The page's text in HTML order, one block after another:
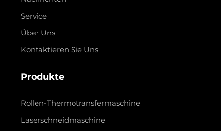
Service
Über Uns
Kontaktieren Sie Uns
Produkte
Rollen-Thermotransfermaschine
Laserschneidmaschine